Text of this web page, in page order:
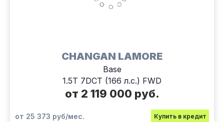
CHANGAN LAMORE
Base
1.5T 7DCT (166 л.с.) FWD
от 2 119 000 руб.
от 25 373 руб/мес. Купить в кредит